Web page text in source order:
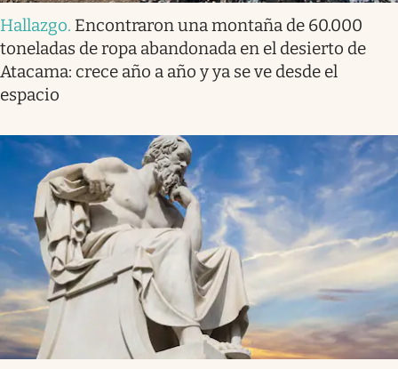
Hallazgo. Encontraron una montaña de 60.000
toneladas de ropa abandonada en el desierto de
Atacama: crece año a año y ya se ve desde el
espacio